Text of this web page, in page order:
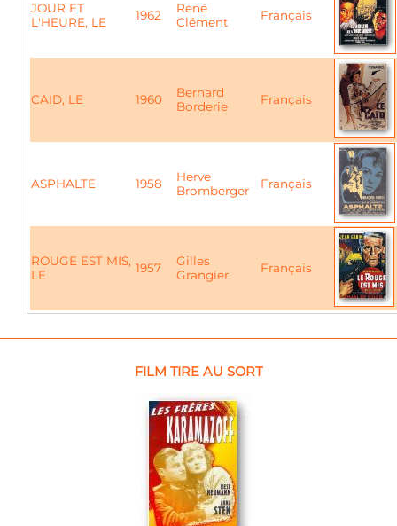
JOUR ET
L'HEURE, LE
1962
René
Clément
Français
CAID, LE 1960
Bernard
Borderie
Français
ASPHALTE 1958
Herve
Bromberger
Français
ROUGE EST MIS,
LE
1957
Gilles
Grangier
Français
FILM TIRE AU SORT